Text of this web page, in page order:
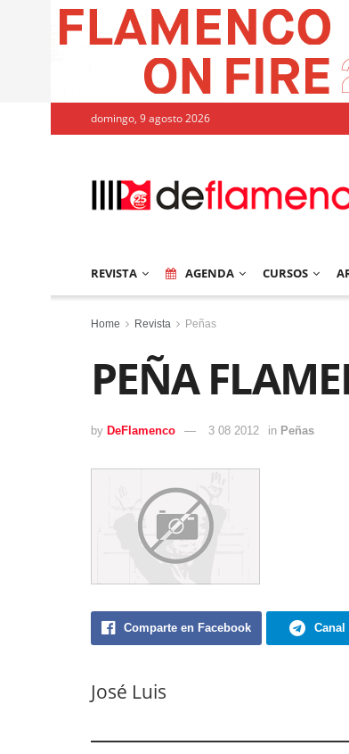
domingo, 9 agosto 2026
REVISTA AGENDA CURSOS
Home Revista Peñas
PEÑA
by DeFlamenco 3 08 2012 in Peñas
Comparte en Facebook Canal
José Luis